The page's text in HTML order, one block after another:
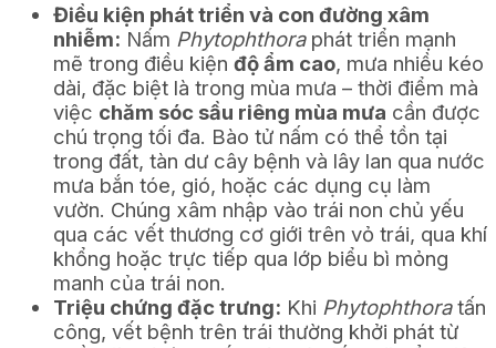
Điều kiện phát triển và con đường xâm
nhiễm: Nấm Phytophthoraphát triển mạnh
mẽ trong điều kiện độ ẩm cao, mưa nhiều kéo
dài, đặc biệt là trong mùa mưa – thời điểm mà
việc chăm sóc sầu riêng mùa mưa cần được
chú trọng tối đa. Bào tử nấm có thể tồn tại
trong đất, tàn dư cây bệnh và lây lan qua nước
mưa bắn tóe, gió, hoặc các dụng cụ làm
vườn. Chúng xâm nhập vào trái non chủ yếu
qua các vết thương cơ giới trên vỏ trái, qua khí
khổng hoặc trực tiếp qua lớp biểu bì mỏng
manh của trái non.
Triệu chứng đặc trưng: Khi Phytophthoratấn
công, vết bệnh trên trái thường khởi phát từ